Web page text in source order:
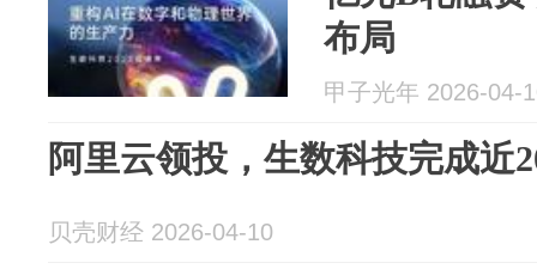
布局
甲子光年 2026-04-
阿里云领投，生数科技完成近
贝壳财经 2026-04-10